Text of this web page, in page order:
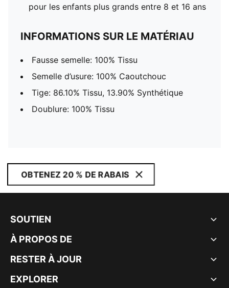
pour les enfants plus grands entre 8 et 16 ans
INFORMATIONS SUR LE MATÉRIAU
Fausse semelle: 100% Tissu
Semelle d’usure: 100% Caoutchouc
Tige: 86.10% Tissu, 13.90% Synthétique
Doublure: 100% Tissu
OBTENEZ 20 % DE RABAIS
SOUTIEN
À PROPOS DE
RESTER À JOUR
EXPLORER